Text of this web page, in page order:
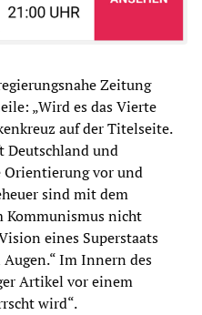
Zeitung
„Wird es das Vierte
auf der Titelseite.
Deutschland und
Orientierung vor und
sind mit dem
Kommunismus nicht
eines Superstaats
Im Innern des
Artikel vor einem
wird“.